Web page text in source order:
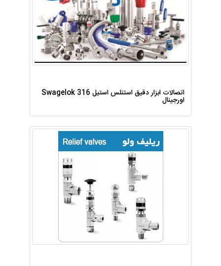
اتصالات ابزار دقیق استنلس استیل 316 Swagelok
اورجینال